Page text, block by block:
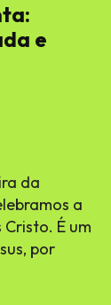
e
da
a
É um
por